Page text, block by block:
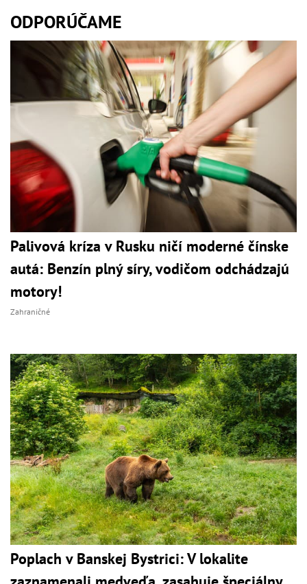
ODPORÚČAME
Palivová kríza v Rusku ničí moderné čínske
autá: Benzín plný síry, vodičom odchádzajú
motory!
Zahraničné
Poplach v Banskej Bystrici: V lokalite